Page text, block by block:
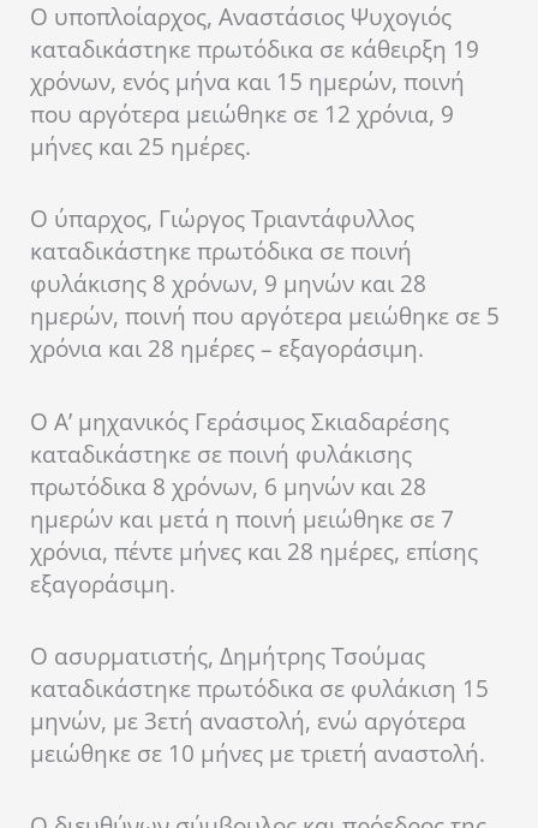
Ο υποπλοίαρχος, Αναστάσιος Ψυχογιός
καταδικάστηκε πρωτόδικα σε κάθειρξη 19
χρόνων, ενός μήνα και 15 ημερών, ποινή
που αργότερα μειώθηκε σε 12 χρόνια, 9
μήνες και 25 ημέρες.
Ο ύπαρχος, Γιώργος Τριαντάφυλλος
καταδικάστηκε πρωτόδικα σε ποινή
φυλάκισης 8 χρόνων, 9 μηνών και 28
ημερών, ποινή που αργότερα μειώθηκε σε 5
χρόνια και 28 ημέρες – εξαγοράσιμη.
Ο Α’ μηχανικός Γεράσιμος Σκιαδαρέσης
καταδικάστηκε σε ποινή φυλάκισης
πρωτόδικα 8 χρόνων, 6 μηνών και 28
ημερών και μετά η ποινή μειώθηκε σε 7
χρόνια, πέντε μήνες και 28 ημέρες, επίσης
εξαγοράσιμη.
Ο ασυρματιστής, Δημήτρης Τσούμας
καταδικάστηκε πρωτόδικα σε φυλάκιση 15
μηνών, με 3ετή αναστολή, ενώ αργότερα
μειώθηκε σε 10 μήνες με τριετή αναστολή.